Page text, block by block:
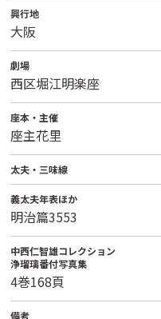
興行地
大阪
劇場
西区堀江明楽座
座本・主催
座主花里
太夫・三味線
義太夫年表ほか
明治篇3553
中西仁智雄コレクション
浄瑠璃番付写真集
4巻168頁
備考